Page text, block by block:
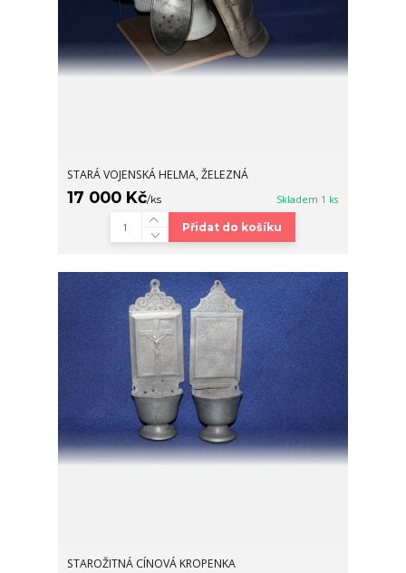
STARÁ VOJENSKÁ HELMA, ŽELEZNÁ
17 000 Kč/ks Skladem 1 ks
Přidat do košíku
STAROŽITNÁ CÍNOVÁ KROPENKA